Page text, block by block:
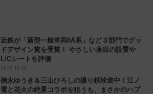
近鉄が「新型一般車両8A系」など３部門でグッ
ドデザイン賞を受賞！ やさしい座席の設置や
L/Cシートを評価
2025.10.24
徳永ゆうき＆三山ひろしの撮り鉄珍道中！江ノ
電と花火の絶景コラボを狙うも、まさかのハプ